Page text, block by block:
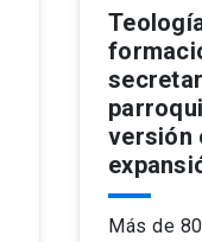
versión
Más de